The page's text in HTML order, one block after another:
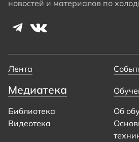
новостей и материалов по
Лента
Медиатека
Библиотека
Видеотека
Об